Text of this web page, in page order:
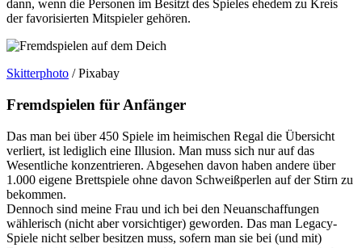
dann, wenn die Personen im Besitzt des Spieles ehedem zu Kreis
der favorisierten Mitspieler gehören.
Skitterphoto / Pixabay
Fremdspielen für Anfänger
Das man bei über 450 Spiele im heimischen Regal die Übersicht
verliert, ist lediglich eine Illusion. Man muss sich nur auf das
Wesentliche konzentrieren. Abgesehen davon haben andere über
1.000 eigene Brettspiele ohne davon Schweißperlen auf der Stirn zu
bekommen.
Dennoch sind meine Frau und ich bei den Neuanschaffungen
wählerisch (nicht aber vorsichtiger) geworden. Das man Legacy-
Spiele nicht selber besitzen muss, sofern man sie bei (und mit)